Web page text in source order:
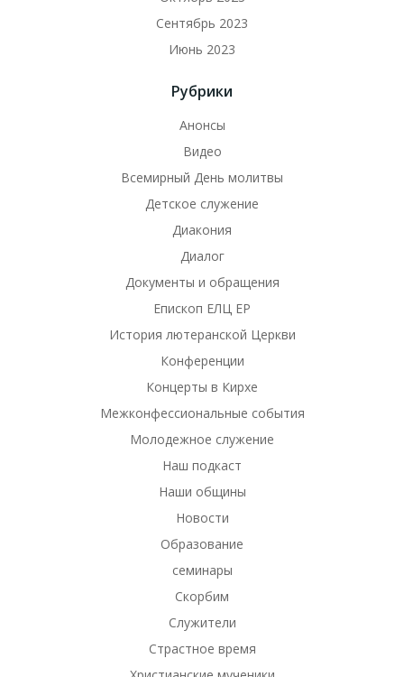
Сентябрь 2023
Июнь 2023
Рубрики
Анонсы
Видео
Всемирный День молитвы
Детское служение
Диакония
Диалог
Документы и обращения
Епископ ЕЛЦ ЕР
История лютеранской Церкви
Конференции
Концерты в Кирхе
Межконфессиональные события
Молодежное служение
Наш подкаст
Наши общины
Новости
Образование
семинары
Скорбим
Служители
Страстное время